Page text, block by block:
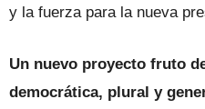
y la fuerza para la nueva
Un nuevo proyecto fruto
democrática, plural y